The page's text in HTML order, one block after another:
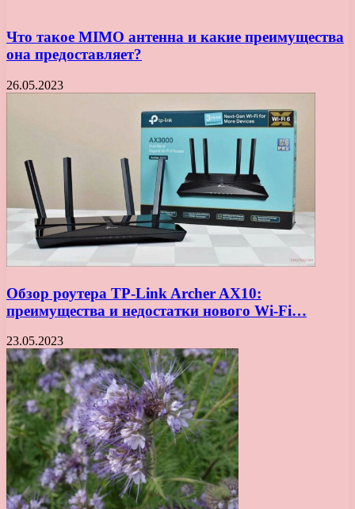
Что такое MIMO антенна и какие преимущества
она предоставляет?
26.05.2023
Обзор роутера TP-Link Archer AX10:
преимущества и недостатки нового Wi-Fi…
23.05.2023